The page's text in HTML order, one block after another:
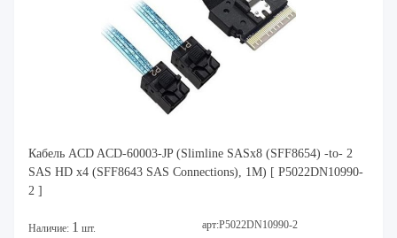
Кабель ACD ACD-60003-JP (Slimline SASx8 (SFF8654) -to- 2
SAS HD x4 (SFF8643 SAS Connections), 1M) [ P5022DN10990-
2 ]
Наличие: 1 шт. арт:P5022DN10990-2